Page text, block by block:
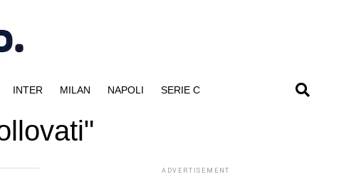
INTER MILAN NAPOLI SERIE C
ADVERTISEMENT